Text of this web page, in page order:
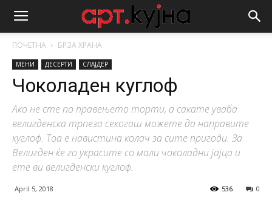
ПОЧЕТНА БРЗА ХРАНА
МЕНИ ДЕСЕРТИ СЛАЈДЕР
Чоколаден куглоф
Ако не сте по правењето торти, а сакате уваба
велигденска трпеза секогаш можете да направите
куглоф. Тоа е навистина колач за сите пригоди. За
Велигден ќе го украсите со мали чоколадни јајца и
ете ви велигденски куглоф.
April 5, 2018 0
536